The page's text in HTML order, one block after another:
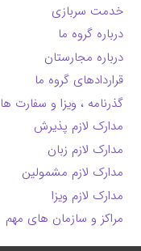
خدمت سربازی
درباره گروه ما
درباره مجارستان
قراردادهای گروه ما
گذرنامه ، ویزا و سفارت ها
مدارک لازم پذیرش
مدارک لازم زبان
مدارک لازم مشمولین
مدارک لازم ویزا
مراکز و سازمان های مهم